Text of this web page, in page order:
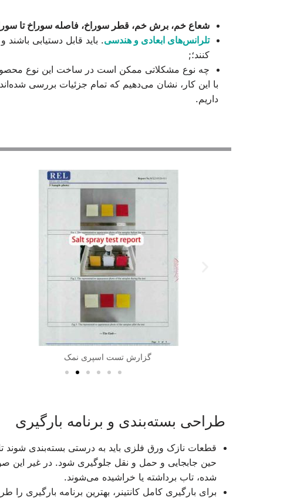
شعاع خم، برش خم، قطر سوراخ، فاصله سوراخ تا
تلرانس‌های ابعادی و هندسی. باید قابل دستیابی
کنند؛;
چه نوع مشکلاتی ممکن است در ساخت این نوع
با این کار، نشان می‌دهیم که تمام جزئیات بررسی
داریم.
گزارش تست اسپری نمک
طراحی بسته‌بندی و برنامه بارگیری
قطعات نازک ورق فلزی باید به درستی بسته‌بندی شوند
حین جابجایی و حمل و نقل جلوگیری شود. در غیر این
شده، تاب برداشته یا خراشیده می‌شوند.
برای بارگیری کامل کانتینر، بهترین برنامه بارگیری را